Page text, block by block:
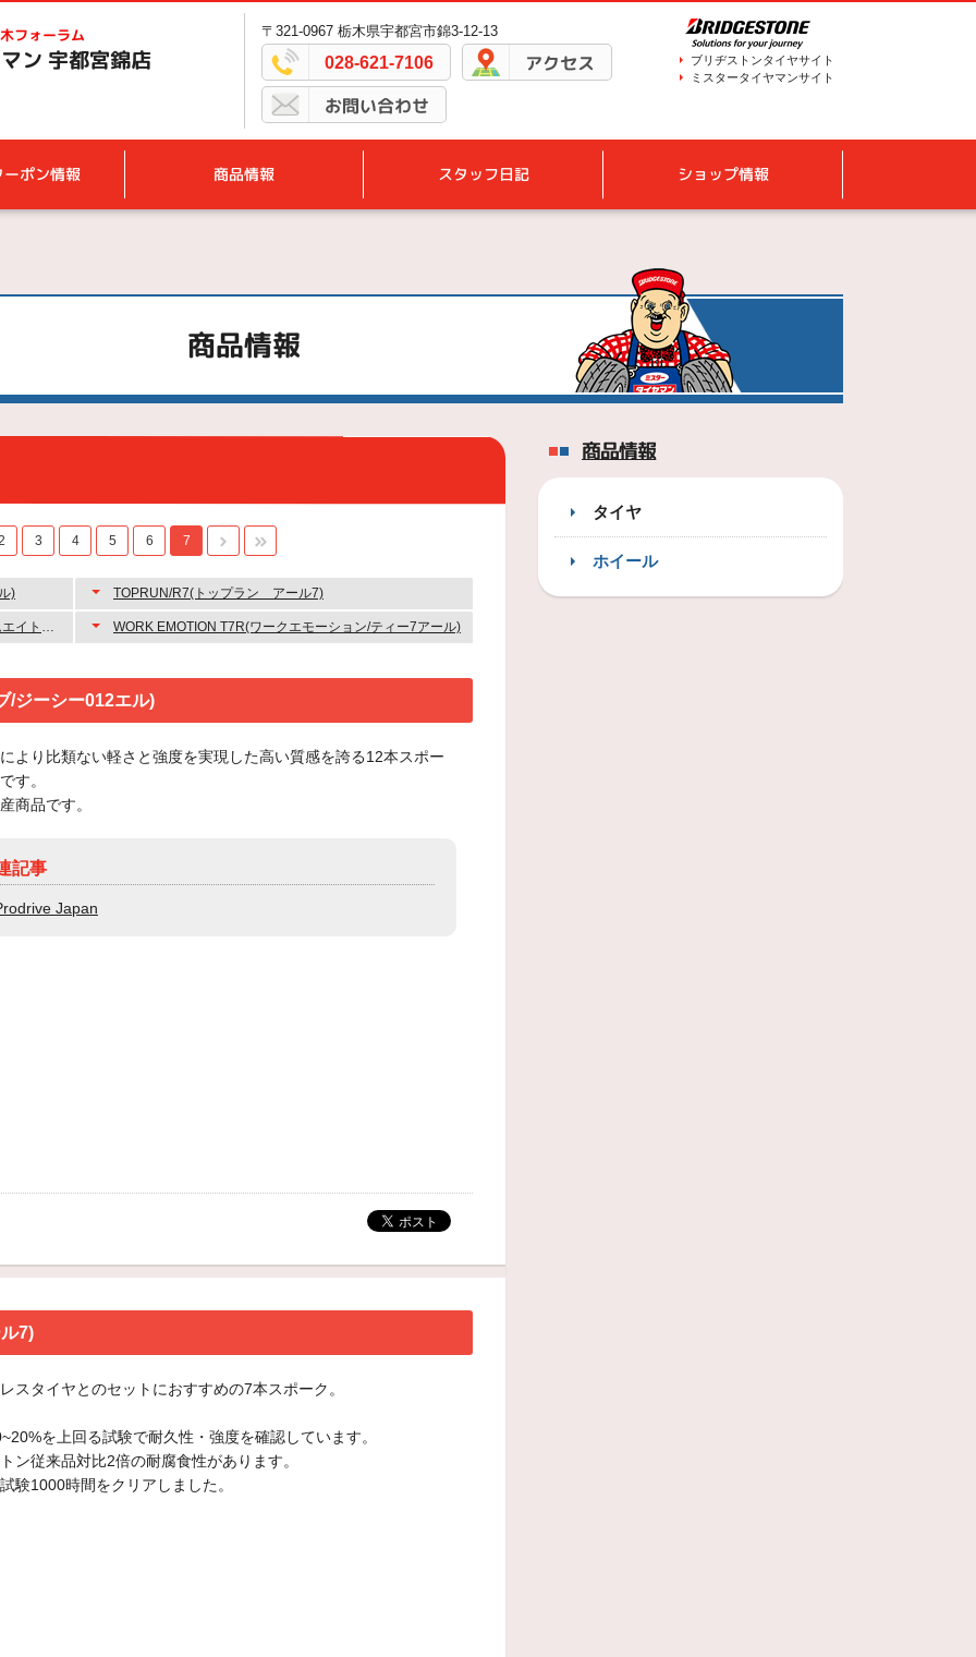
フォーラム
ン 宇都宮錦店
〒321-0967 栃木県宇都宮市錦3-12-13
028-621-7106 アクセス
お問い合わせ
ブリヂストンタイヤサイト
ミスタータイヤマンサイト
ポン情報 商品情報 スタッフ日記 ショップ情報
商品情報
3 4 5 6 7
) TOPRUN/R7(トップラン アール7)
WORK EMOTION M8R(ワークエモーション/エムエイトアール) WORK EMOTION T7R(ワークエモーション/ティー7アール)
/ジーシー012エル)
より比類ない軽さと強度を実現した高い質感を誇る12本スポー
す。
商品です。
記事
Japan
7)
スタイヤとのセットにおすすめの7本スポーク。
を上回る試験で耐久性・強度を確認しています。
ン従来品対比2倍の耐腐食性があります。
験1000時間をクリアしました。
商品情報
タイヤ
ホイール